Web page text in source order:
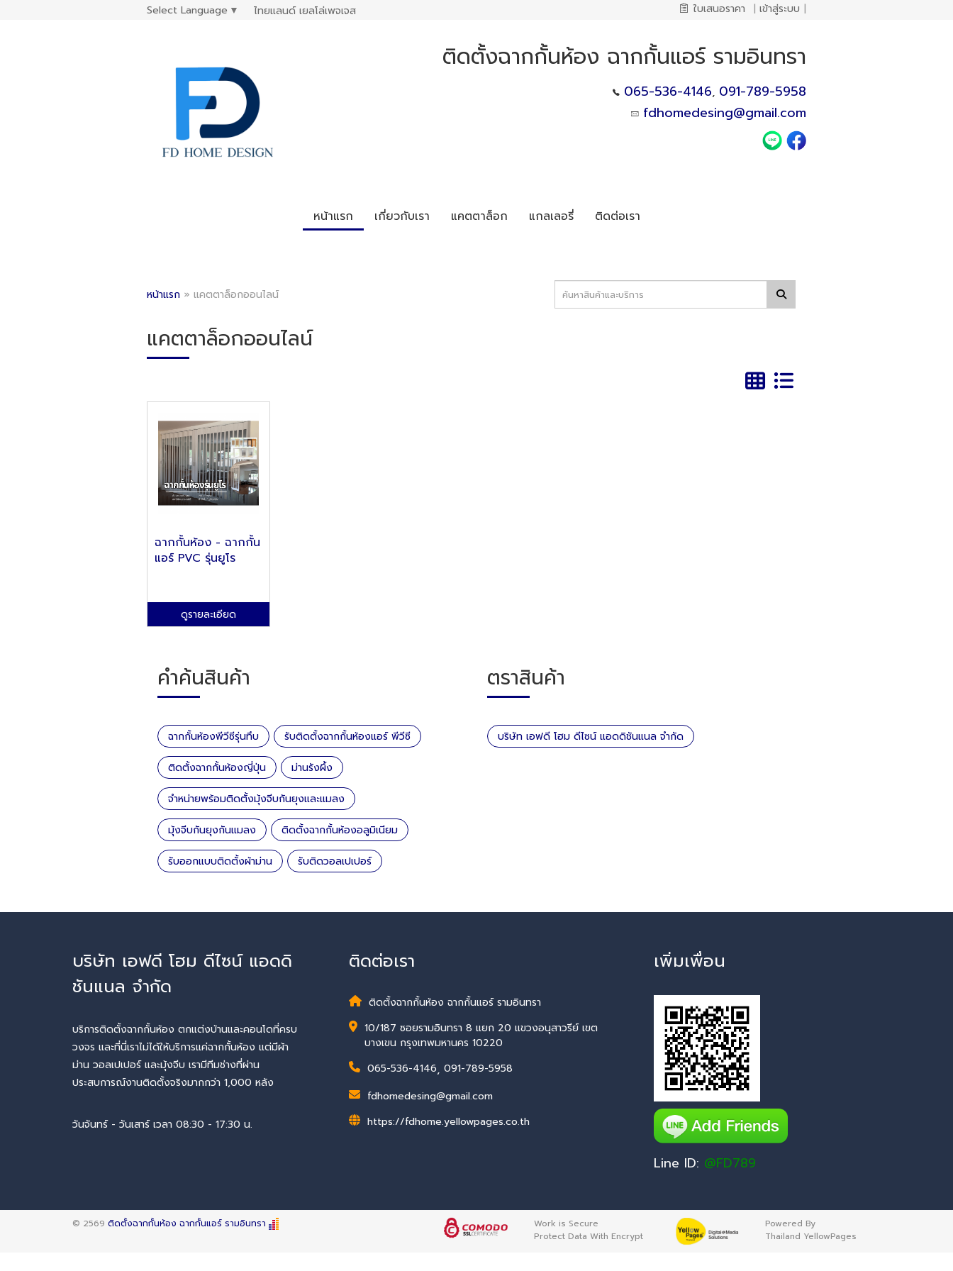
Select Language ▼ ไทยแลนด์ เยลโล่เพจเจส ใบเสนอราคา | เข้าสู่ระบบ |
ติดตั้งฉากกั้นห้อง ฉากกั้นแอร์ รามอินทรา
065-536-4146, 091-789-5958
fdhomedesing@gmail.com
หน้าแรก เกี่ยวกับเรา แคตตาล็อก แกลเลอรี่ ติดต่อเรา
หน้าแรก » แคตตาล็อกออนไลน์
แคตตาล็อกออนไลน์
ฉากกั้นห้อง - ฉากกั้น
แอร์ PVC รุ่นยูโร
ดูรายละเอียด
คำค้นสินค้า
ฉากกั้นห้องพีวีซีรุ่นทึบ รับติดตั้งฉากกั้นห้องแอร์ พีวีซี
ติดตั้งฉากกั้นห้องญี่ปุ่น ม่านรังผึ้ง
จำหน่ายพร้อมติดตั้งมุ้งจีบกันยุงและแมลง
มุ้งจีบกันยุงกันแมลง ติดตั้งฉากกั้นห้องอลูมิเนียม
รับออกแบบติดตั้งผ้าม่าน รับติดวอลเปเปอร์
ตราสินค้า
บริษัท เอฟดี โฮม ดีไซน์ แอดดิชันแนล จำกัด
บริษัท เอฟดี โฮม ดีไซน์ แอดดิ
ชันแนล จำกัด
บริการติดตั้งฉากกั้นห้อง ตกแต่งบ้านและคอนโดที่ครบ
วงจร และที่นี่เราไม่ได้ให้บริการแค่ฉากกั้นห้อง แต่มีผ้า
ม่าน วอลเปเปอร์ และมุ้งจีบ เรามีทีมช่างที่ผ่าน
ประสบการณ์งานติดตั้งจริงมากกว่า 1,000 หลัง
วันจันทร์ - วันเสาร์ เวลา 08:30 - 17:30 น.
ติดต่อเรา
ติดตั้งฉากกั้นห้อง ฉากกั้นแอร์ รามอินทรา
10/187 ซอยรามอินทรา 8 แยก 20 แขวงอนุสาวรีย์ เขต
บางเขน กรุงเทพมหานคร 10220
065-536-4146, 091-789-5958
fdhomedesing@gmail.com
https://fdhome.yellowpages.co.th
เพิ่มเพื่อน
Line ID: @FD789
© 2569 ติดตั้งฉากกั้นห้อง ฉากกั้นแอร์ รามอินทรา
Work is Secure
Protect Data With Encrypt
Powered By
Thailand YellowPages